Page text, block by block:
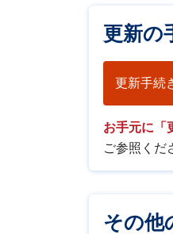
更新の
更新手続
お手元に「
ご参照くだ
その他